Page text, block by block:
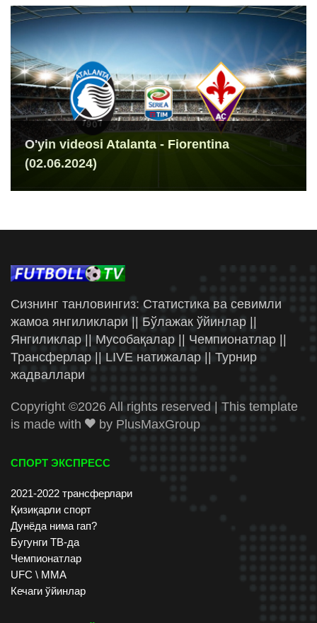
O'yin videosi Atalanta - Fiorentina
(02.06.2024)
Сизнинг танловингиз: Статистика ва севимли
жамоа янгиликлари || Бўлажак ўйинлар ||
Янгиликлар || Мусобақалар || Чемпионатлар ||
Трансферлар || LIVE натижалар || Турнир
жадваллари
Copyright ©2026 All rights reserved | This template
is made with
by PlusMaxGroup
СПОРТ ЭКСПРЕСС
2021-2022 трансферлари
Қизиқарли спорт
Дунёда нима гап?
Бугунги ТВ-да
Чемпионатлар
UFC \ ММА
Кечаги ўйинлар